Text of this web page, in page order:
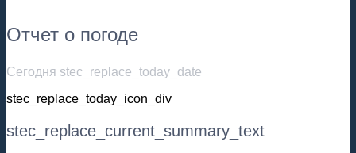
Отчет о погоде
Сегодня stec_replace_today_date
stec_replace_today_icon_div
stec_replace_current_summary_text